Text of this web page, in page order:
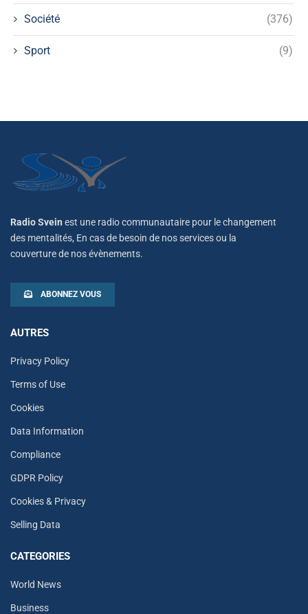
Société (376)
Sport (9)
Radio Svein est une radio communautaire pour le changement
des mentalités, En cas de besoin de nos services ou la
couverture de nos évènements.
ABONNEZ VOUS
AUTRES
Privacy Policy
Terms of Use
Cookies
Data Information
Compliance
GDPR Policy
Cookies & Privacy
Selling Data
CATEGORIES
World News
Business